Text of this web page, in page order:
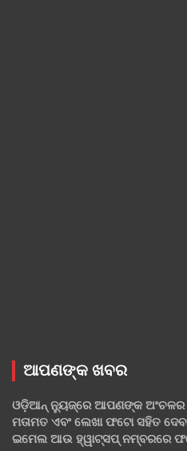
ଆପଣଙ୍କ ଖବର
ଓଡ଼ିଆନ୍ ନ୍ୟୁଜ୍‌ରେ ଆପଣଙ୍କ ଅଂଚଳର
ମତାମତ ଏବଂ ଲେଖା ଫଟୋ ସହିତ
ଇମେଲ ଆଉ ହ୍ୱାଟ୍‌ସପ୍ ନମ୍ବରରେ